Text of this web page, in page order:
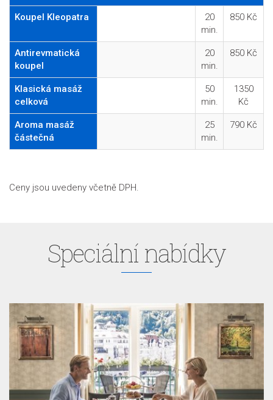
Koupel Kleopatra
20
min.
850 Kč
Antirevmatická
koupel
20
min.
850 Kč
Klasická masáž
celková
50
min.
1350
Kč
Aroma masáž
částečná
25
min.
790 Kč
Ceny jsou uvedeny včetně DPH.
Speciální nabídky